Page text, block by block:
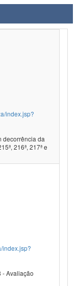
index.jsp?
decorrência da
216ª, 217ª e
index.jsp?
- Avaliação